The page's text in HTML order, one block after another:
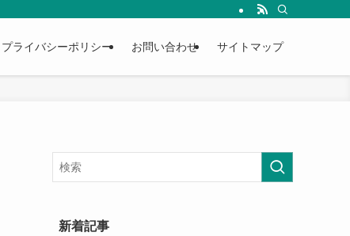
プライバシーポリシー お問い合わせ サイトマップ
新着記事